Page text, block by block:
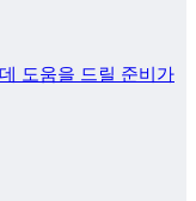
도움을 드릴 준비가